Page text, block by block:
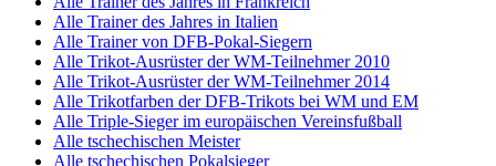
Alle Trainer des Jahres in Italien
Alle Trainer von DFB-Pokal-Siegern
Alle Trikot-Ausrüster der WM-Teilnehmer 2010
Alle Trikot-Ausrüster der WM-Teilnehmer 2014
Alle Trikotfarben der DFB-Trikots bei WM und EM
Alle Triple-Sieger im europäischen Vereinsfußball
Alle tschechischen Meister
Alle tschechischen Pokalsieger